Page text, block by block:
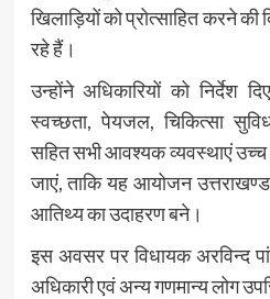
खिलाड़ियों को प्रोत्साहित करने की
रहे हैं।
उन्होंने अधिकारियों को निर्देश
स्वच्छता, पेयजल, चिकित्सा
सहित सभी आवश्यक व्यवस्थाएं उच्च
जाएं, ताकि यह आयोजन
आतिथ्य का उदाहरण बने।
इस अवसर पर विधायक अरविन्द
अधिकारी एवं अन्य गणमान्य लोग